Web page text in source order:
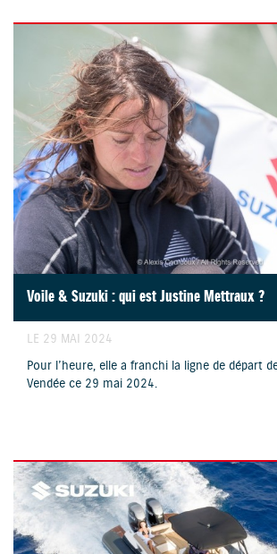
Voile & Suzuki : qui est Justine Mettraux ?
LE 29 MAI 2024
Pour l’heure, elle a franchi la ligne de départ
Vendée ce 29 mai 2024.